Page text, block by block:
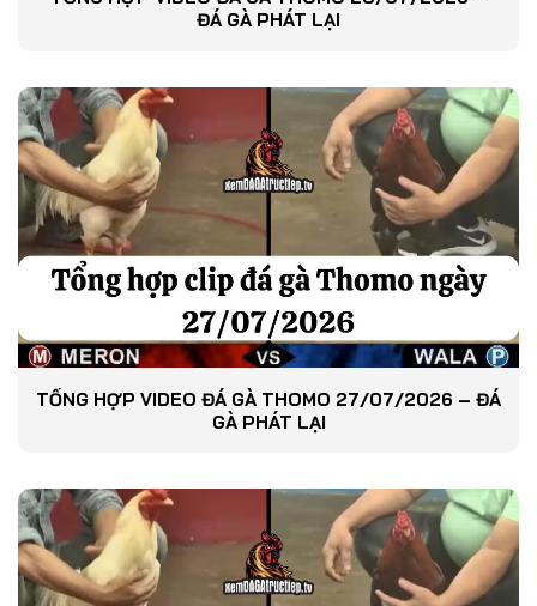
ĐÁ GÀ PHÁT LẠI
TỔNG HỢP VIDEO ĐÁ GÀ THOMO 27/07/2026 – ĐÁ
GÀ PHÁT LẠI